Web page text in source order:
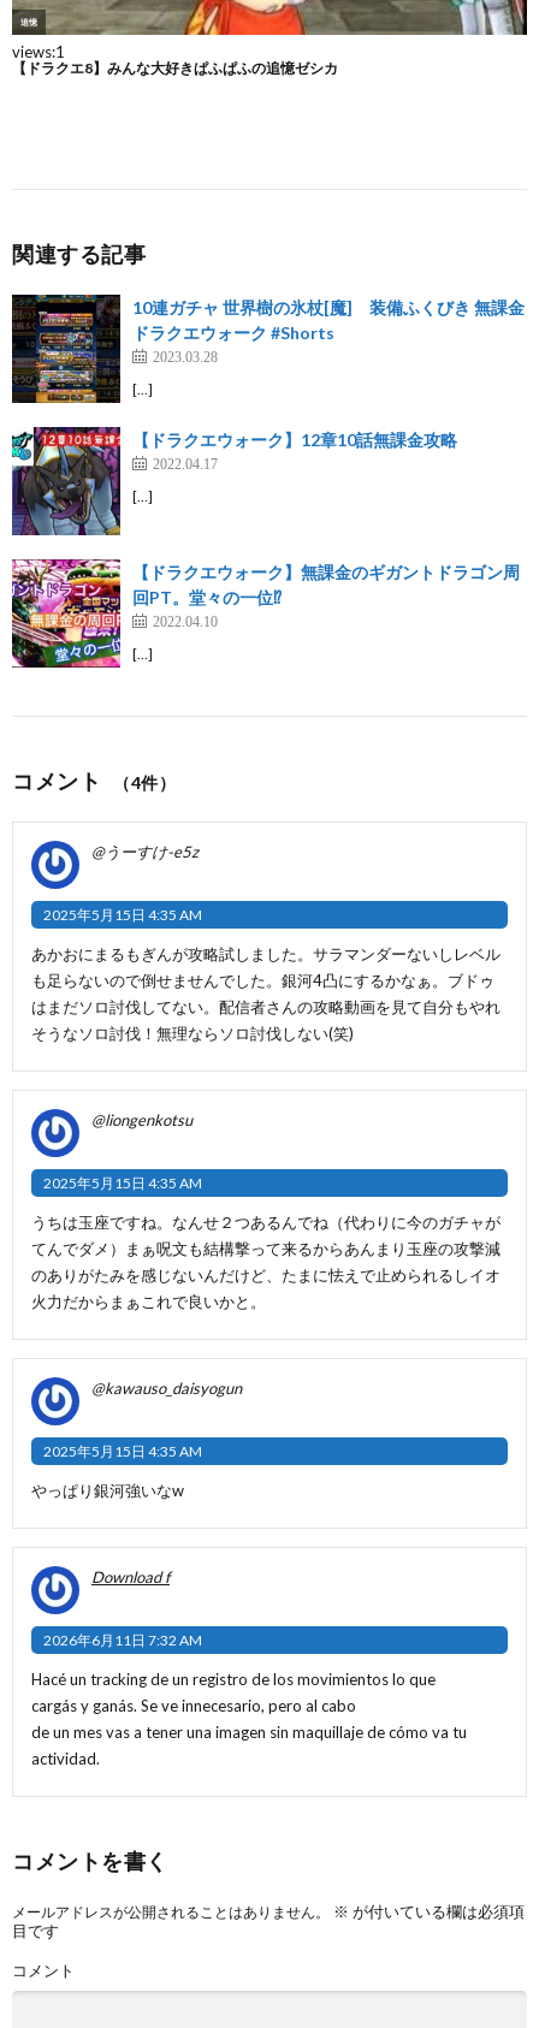
関連する記事
10連ガチャ 世界樹の氷杖[魔] 装備ふくびき 無課金
ドラクエウォーク #Shorts
2023.03.28
[…]
【ドラクエウォーク】12章10話無課金攻略
2022.04.17
[…]
【ドラクエウォーク】無課金のギガントドラゴン周
回PT。堂々の一位⁉︎
2022.04.10
[…]
コメント （4件）
@うーすけ-e5z
2025年5月15日 4:35 AM
あかおにまるもぎんが攻略試しました。サラマンダーないしレベル
も足らないので倒せませんでした。銀河4凸にするかなぁ。ブドゥ
はまだソロ討伐してない。配信者さんの攻略動画を見て自分もやれ
そうなソロ討伐！無理ならソロ討伐しない(笑)
@liongenkotsu
2025年5月15日 4:35 AM
うちは玉座ですね。なんせ２つあるんでね（代わりに今のガチャが
てんでダメ）まぁ呪文も結構撃って来るからあんまり玉座の攻撃減
のありがたみを感じないんだけど、たまに怯えで止められるしイオ
火力だからまぁこれで良いかと。
@kawauso_daisyogun
2025年5月15日 4:35 AM
やっぱり銀河強いなw
Download f
2026年6月11日 7:32 AM
Hacé un tracking de un registro de los movimientos lo que
cargás y ganás. Se ve innecesario, pero al cabo
de un mes vas a tener una imagen sin maquillaje de cómo va tu
actividad.
コメントを書く
メールアドレスが公開されることはありません。 ※ が付いている欄は必須項
目です
コメント